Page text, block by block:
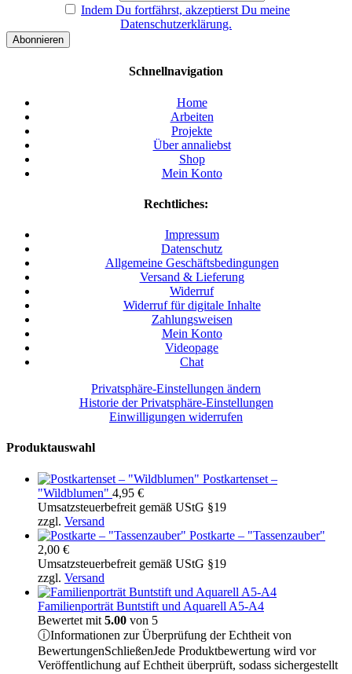
Indem Du fortfährst, akzeptierst Du meine
Datenschutzerklärung.
Schnellnavigation
Home
Arbeiten
Projekte
Über annaliebst
Shop
Mein Konto
Rechtliches:
Impressum
Datenschutz
Allgemeine Geschäftsbedingungen
Versand & Lieferung
Widerruf
Widerruf für digitale Inhalte
Zahlungsweisen
Mein Konto
Videopage
Chat
Privatsphäre-Einstellungen ändern
Historie der Privatsphäre-Einstellungen
Einwilligungen widerrufen
Produktauswahl
Postkartenset –
"Wildblumen" 4,95 €
Umsatzsteuerbefreit gemäß UStG §19
zzgl. Versand
Postkarte – "Tassenzauber"
2,00 €
Umsatzsteuerbefreit gemäß UStG §19
zzgl. Versand
Familienporträt Buntstift und Aquarell A5-A4
Bewertet mit 5.00 von 5
ⓘInformationen zur Überprüfung der Echtheit von
BewertungenSchließenJede Produktbewertung wird vor
Veröffentlichung auf Echtheit überprüft, sodass sichergestellt